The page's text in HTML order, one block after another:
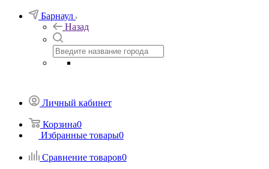
Барнаул
Назад
Личный кабинет
Корзина0
Избранные товары0
Сравнение товаров0